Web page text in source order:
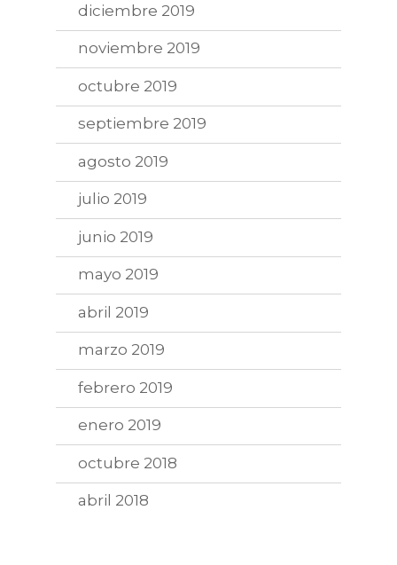
diciembre 2019
noviembre 2019
octubre 2019
septiembre 2019
agosto 2019
julio 2019
junio 2019
mayo 2019
abril 2019
marzo 2019
febrero 2019
enero 2019
octubre 2018
abril 2018